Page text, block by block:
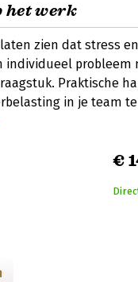
het werk
zien dat stress
individueel probleem
Praktische
in je team
€